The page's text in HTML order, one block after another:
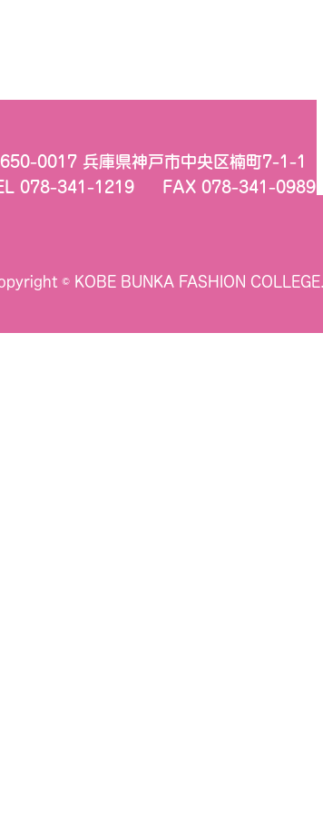
0017 兵庫県神戸市中央区楠町7-1-1
078-341-1219
FAX 078-341-0989
© KOBE BUNKA FASHION COLLEGE.